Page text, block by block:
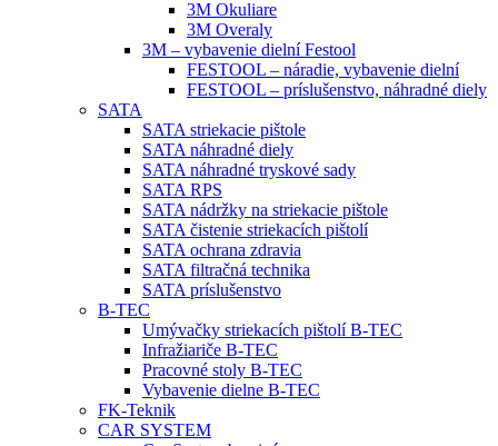
3M Okuliare
3M Overaly
3M – vybavenie dielní Festool
FESTOOL – náradie, vybavenie dielní
FESTOOL – príslušenstvo, náhradné diely
SATA
SATA striekacie pištole
SATA náhradné diely
SATA náhradné tryskové sady
SATA RPS
SATA nádržky na striekacie pištole
SATA čistenie striekacích pištolí
SATA ochrana zdravia
SATA filtračná technika
SATA príslušenstvo
B-TEC
Umývačky striekacích pištolí B-TEC
Infražiariče B-TEC
Pracovné stoly B-TEC
Vybavenie dielne B-TEC
FK-Teknik
CAR SYSTEM